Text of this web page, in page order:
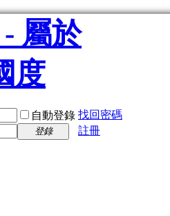
自動登錄 找回密碼
登錄 註冊